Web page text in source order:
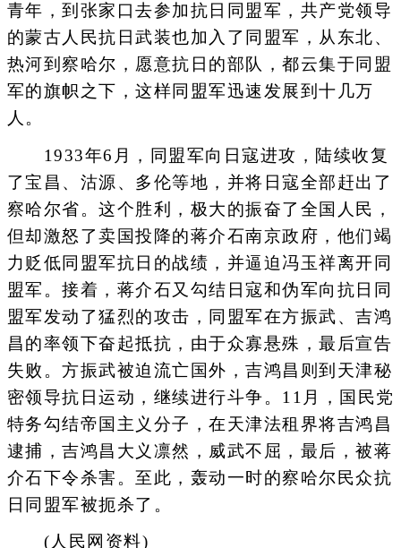
青年，到张家口去参加抗日同盟军，共产党领导
的蒙古人民抗日武装也加入了同盟军，从东北、
热河到察哈尔，愿意抗日的部队，都云集于同盟
军的旗帜之下，这样同盟军迅速发展到十几万
人。
1933年6月，同盟军向日寇进攻，陆续收复
了宝昌、沽源、多伦等地，并将日寇全部赶出了
察哈尔省。这个胜利，极大的振奋了全国人民，
但却激怒了卖国投降的蒋介石南京政府，他们竭
力贬低同盟军抗日的战绩，并逼迫冯玉祥离开同
盟军。接着，蒋介石又勾结日寇和伪军向抗日同
盟军发动了猛烈的攻击，同盟军在方振武、吉鸿
昌的率领下奋起抵抗，由于众寡悬殊，最后宣告
失败。方振武被迫流亡国外，吉鸿昌则到天津秘
密领导抗日运动，继续进行斗争。11月，国民党
特务勾结帝国主义分子，在天津法租界将吉鸿昌
逮捕，吉鸿昌大义凛然，威武不屈，最后，被蒋
介石下令杀害。至此，轰动一时的察哈尔民众抗
日同盟军被扼杀了。
(人民网资料)